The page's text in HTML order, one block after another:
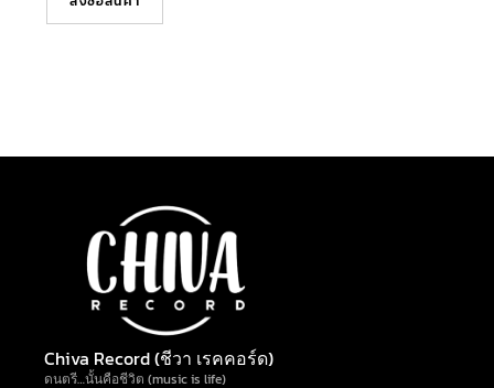
Chiva Record (ชีวา เรคคอร์ด)
ดนตรี…นั้นคือชีวิต (music is life)